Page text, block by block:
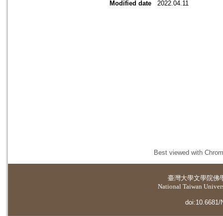
Modified date
2022.04.11
Best viewed with
臺灣大學文學院佛
National Taiwan
doi:10.6681/